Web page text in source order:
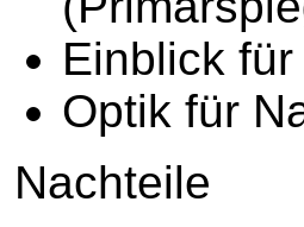
Einblick
Optik für
Nachteile